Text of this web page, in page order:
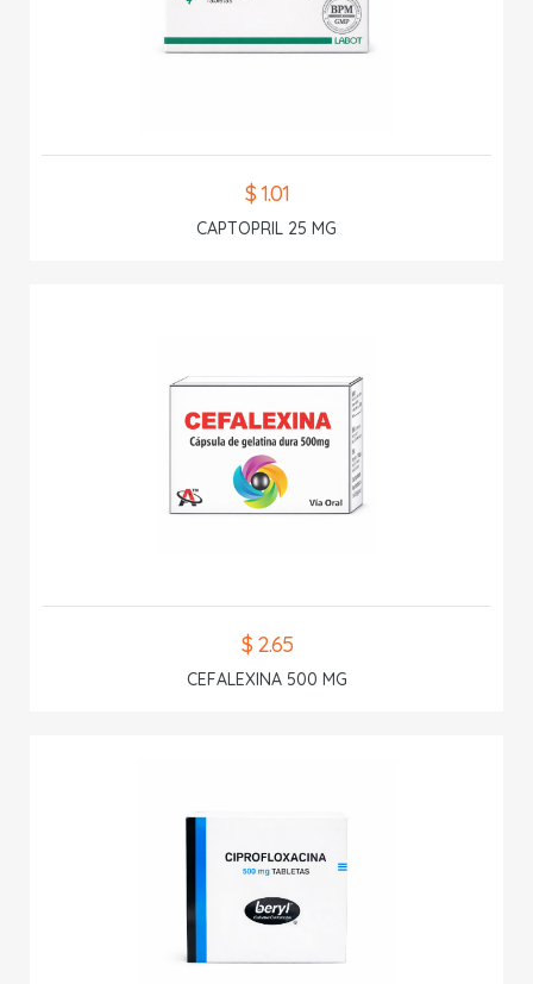
$ 1.01
CAPTOPRIL 25 MG
$ 2.65
CEFALEXINA 500 MG